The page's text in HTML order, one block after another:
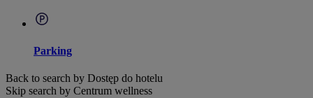
Parking
Back to search by Dostęp do hotelu
Skip search by Centrum wellness